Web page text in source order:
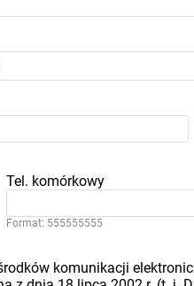
Tel. komórkowy
Format: 555555555
komunikacji